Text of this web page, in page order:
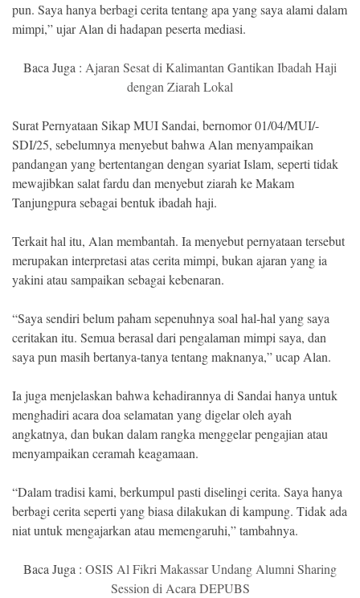
pun. Saya hanya berbagi cerita tentang apa yang saya alami dalam
mimpi,” ujar Alan di hadapan peserta mediasi.
Baca Juga : Ajaran Sesat di Kalimantan Gantikan Ibadah Haji
dengan Ziarah Lokal
Surat Pernyataan Sikap MUI Sandai, bernomor 01/04/MUI/-
SDI/25, sebelumnya menyebut bahwa Alan menyampaikan
pandangan yang bertentangan dengan syariat Islam, seperti tidak
mewajibkan salat fardu dan menyebut ziarah ke Makam
Tanjungpura sebagai bentuk ibadah haji.
Terkait hal itu, Alan membantah. Ia menyebut pernyataan tersebut
merupakan interpretasi atas cerita mimpi, bukan ajaran yang ia
yakini atau sampaikan sebagai kebenaran.
“Saya sendiri belum paham sepenuhnya soal hal-hal yang saya
ceritakan itu. Semua berasal dari pengalaman mimpi saya, dan
saya pun masih bertanya-tanya tentang maknanya,” ucap Alan.
Ia juga menjelaskan bahwa kehadirannya di Sandai hanya untuk
menghadiri acara doa selamatan yang digelar oleh ayah
angkatnya, dan bukan dalam rangka menggelar pengajian atau
menyampaikan ceramah keagamaan.
“Dalam tradisi kami, berkumpul pasti diselingi cerita. Saya hanya
berbagi cerita seperti yang biasa dilakukan di kampung. Tidak ada
niat untuk mengajarkan atau memengaruhi,” tambahnya.
Baca Juga : OSIS Al Fikri Makassar Undang Alumni Sharing
Session di Acara DEPUBS